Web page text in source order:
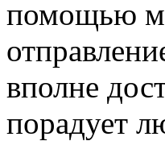
помощью
вполне
порадует